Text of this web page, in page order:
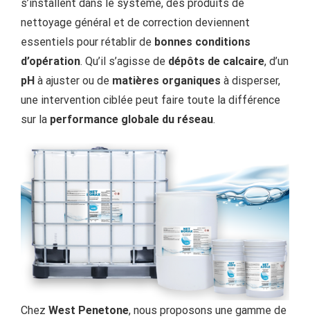
s’installent dans le système, des produits de
nettoyage général et de correction deviennent
essentiels pour rétablir de bonnes conditions
d’opération. Qu’il s’agisse de dépôts de calcaire, d’un
pH à ajuster ou de matières organiques à disperser,
une intervention ciblée peut faire toute la différence
sur la performance globale du réseau.
Chez West Penetone, nous proposons une gamme de